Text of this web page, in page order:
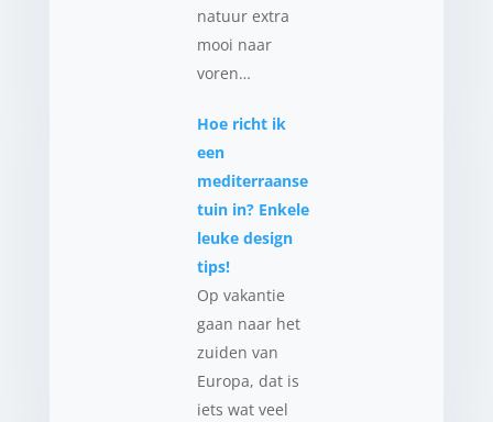
natuur extra
mooi naar
voren…
Hoe richt ik
een
mediterraanse
tuin in? Enkele
leuke design
tips!
Op vakantie
gaan naar het
zuiden van
Europa, dat is
iets wat veel